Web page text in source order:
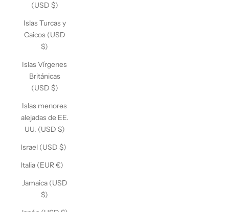
(USD $)
Islas Turcas y
Caicos (USD
$)
Islas Vírgenes
Británicas
(USD $)
Islas menores
alejadas de EE.
UU. (USD $)
Israel (USD $)
Italia (EUR €)
Jamaica (USD
$)